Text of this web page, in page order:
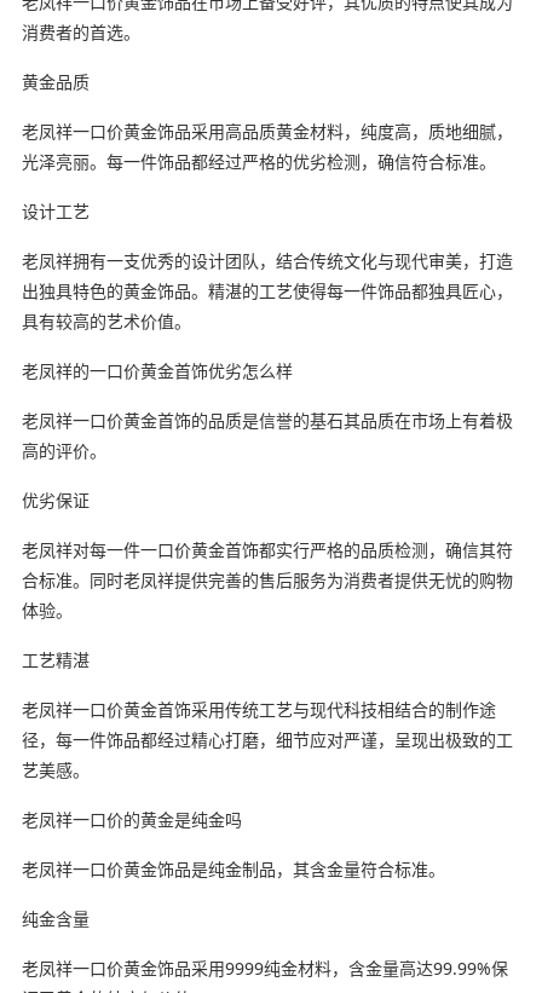
消费者的首选。
黄金品质
老凤祥一口价黄金饰品采用高品质黄金材料，纯度高，质地细腻，
光泽亮丽。每一件饰品都经过严格的优劣检测，确信符合标准。
设计工艺
老凤祥拥有一支优秀的设计团队，结合传统文化与现代审美，打造
出独具特色的黄金饰品。精湛的工艺使得每一件饰品都独具匠心，
具有较高的艺术价值。
老凤祥的一口价黄金首饰优劣怎么样
老凤祥一口价黄金首饰的品质是信誉的基石其品质在市场上有着极
高的评价。
优劣保证
老凤祥对每一件一口价黄金首饰都实行严格的品质检测，确信其符
合标准。同时老凤祥提供完善的售后服务为消费者提供无忧的购物
体验。
工艺精湛
老凤祥一口价黄金首饰采用传统工艺与现代科技相结合的制作途
径，每一件饰品都经过精心打磨，细节应对严谨，呈现出极致的工
艺美感。
老凤祥一口价的黄金是纯金吗
老凤祥一口价黄金饰品是纯金制品，其含金量符合标准。
纯金含量
老凤祥一口价黄金饰品采用9999纯金材料，含金量高达99.99%保